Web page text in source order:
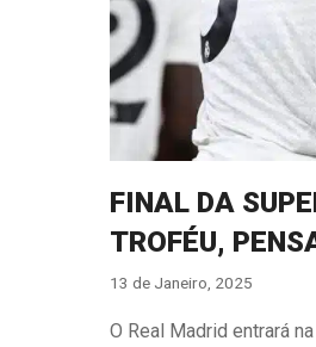
FINAL DA
TROFÉU,
13 de Janeiro, 2025
O Real Madrid entrará